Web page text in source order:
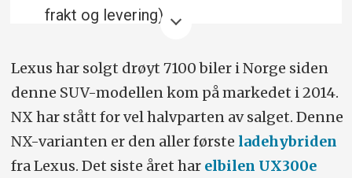
frakt og levering).
firehjulsdrift. 2,5 l bensin (178 hk), to
elektriske motorer 182 hk (foran) og 54
hk (bak), samlet effekt 306 hk. 0–100
km/t: 6,3 sek.
Lexus har solgt drøyt 7100 biler i Norge siden
denne SUV-modellen kom på markedet i 2014.
NX har stått for vel halvparten av salget. Denne
NX-varianten er den aller første ladehybriden
fra Lexus. Det siste året har elbilen UX300e